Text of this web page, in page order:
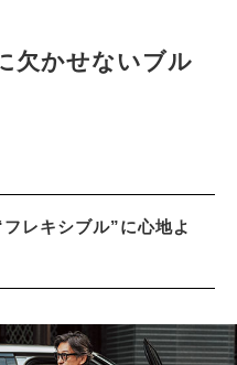
欠かせないブル
レキシブル”に心地よ
ップ